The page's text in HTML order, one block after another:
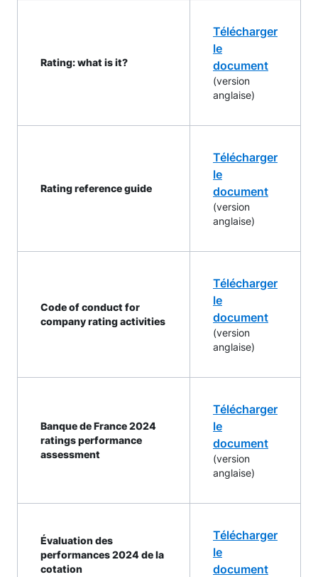
Rating: what is it?
Télécharger
le
document
(version
anglaise)
Rating reference guide
Télécharger
le
document
(version
anglaise)
Code of conduct for
company rating activities
Télécharger
le
document
(version
anglaise)
Banque de France 2024
ratings performance
assessment
Télécharger
le
document
(version
anglaise)
Évaluation des
performances 2024 de la
cotation
Télécharger
le
document